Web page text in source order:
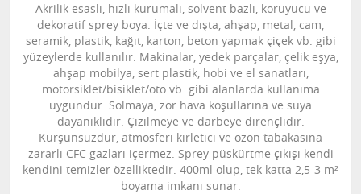
Akrilik esaslı, hızlı kurumalı, solvent bazlı, koruyucu ve
dekoratif sprey boya. İçte ve dışta, ahşap, metal, cam,
seramik, plastik, kağıt, karton, beton yapmak çiçek vb. gibi
yüzeylerde kullanılır. Makinalar, yedek parçalar, çelik eşya,
ahşap mobilya, sert plastik, hobi ve el sanatları,
motorsiklet/bisiklet/oto vb. gibi alanlarda kullanıma
uygundur. Solmaya, zor hava koşullarına ve suya
dayanıklıdır. Çizilmeye ve darbeye dirençlidir.
Kurşunsuzdur, atmosferi kirletici ve ozon tabakasına
zararlı CFC gazları içermez. Sprey püskürtme çıkışı kendi
kendini temizler özelliktedir. 400ml olup, tek katta 2,5-3 m²
boyama imkanı sunar.